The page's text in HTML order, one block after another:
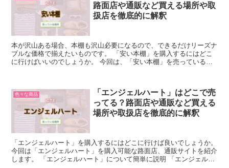
路面店や通販など買える場所や取
扱店を徹底的に解釈
本が沢山ある場合、本棚も沢山必要になるので、できるだけリーズナ
ブルな価格で揃えたいものです。 「安い本棚」を購入するにはどこ
に行けばいいのでしょうか。 今回は、「安い本棚」を売っている場
色々な商品
「エンジェルハート」はどこで売
ってる？路面店や通販など買える
場所や取扱店を徹底的に解釈
「エンジェルハート」を購入するにはどこに行けば良いでしょうか。
今回は「エンジェルハート」を購入可能な路面店、通販サイトを紹介
します。 「エンジェルハート」について簡単に説明 「エンジェルハ